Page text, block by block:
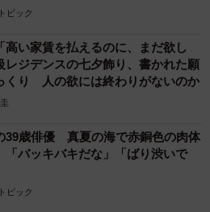
して下味を付けました
付いているかどうか自販機の情
別で買いましたが、ちゃんと付
み込んで焼いて下さい」とのこ
ンはそのように。タン、カルビ
でいきます。
ピック
高い家賃を払えるのに、まだ欲し
レジデンスの七夕飾り、書かれた願
くり 人の欲には終わりがないのか
39歳俳優 真夏の海で赤銅色の肉体
バッキバキだな」「ばり渋いで
ピック